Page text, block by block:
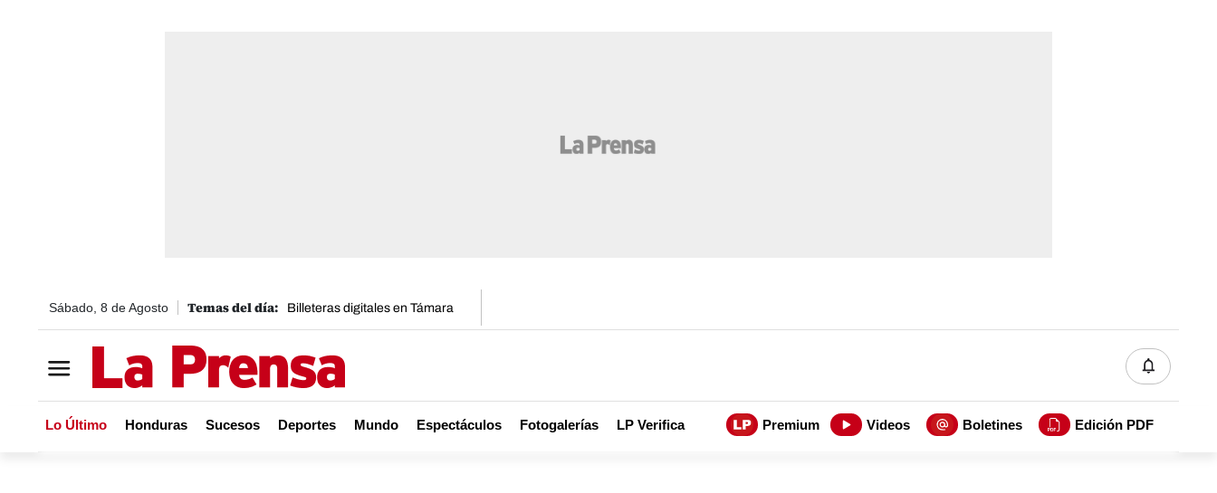
Sábado, 8 de Agosto Billeteras digitales en Támara
Lo Último Honduras Sucesos Deportes Mundo Espectáculos Fotogalerías LP Verifica Premium Videos Boletines Edición PDF